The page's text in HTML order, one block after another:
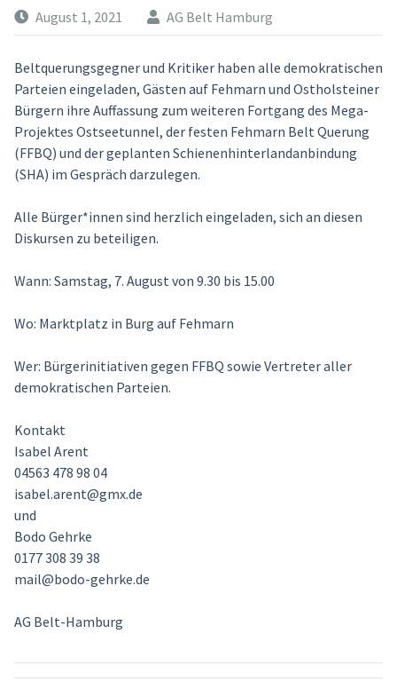
August 1, 2021 AG Belt Hamburg
Beltquerungsgegner und Kritiker haben alle demokratischen
Parteien eingeladen, Gästen auf Fehmarn und Ostholsteiner
Bürgern ihre Auffassung zum weiteren Fortgang des Mega-
Projektes Ostseetunnel, der festen Fehmarn Belt Querung
(FFBQ) und der geplanten Schienenhinterlandanbindung
(SHA) im Gespräch darzulegen.
Alle Bürger*innen sind herzlich eingeladen, sich an diesen
Diskursen zu beteiligen.
Wann: Samstag, 7. August von 9.30 bis 15.00
Wo: Marktplatz in Burg auf Fehmarn
Wer: Bürgerinitiativen gegen FFBQ sowie Vertreter aller
demokratischen Parteien.
Kontakt
Isabel Arent
04563 478 98 04
isabel.arent@gmx.de
und
Bodo Gehrke
0177 308 39 38
mail@bodo-gehrke.de
AG Belt-Hamburg